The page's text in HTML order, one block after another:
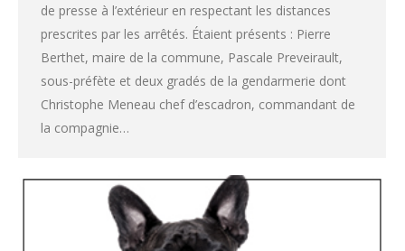
de presse à l’extérieur en respectant les distances
prescrites par les arrêtés. Étaient présents : Pierre
Berthet, maire de la commune, Pascale Preveirault,
sous-préfète et deux gradés de la gendarmerie dont
Christophe Meneau chef d’escadron, commandant de
la compagnie…